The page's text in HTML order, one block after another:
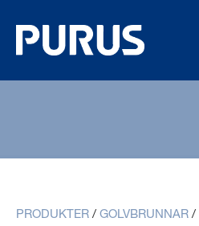
PRODUKTER / GOLVBRUNNAR /